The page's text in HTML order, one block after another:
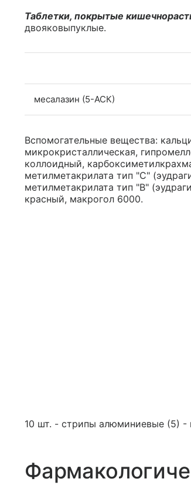
Таблетки, покрытые
двояковыпуклые.
месалазин (5-АСК)
Вспомогательные вещества:
микрокристаллическая,
коллоидный,
метилметакрилата тип "С"
метилметакрилата тип "B"
красный, макрогол 6000.
10 шт. - стрипы алюминиевые (5) -